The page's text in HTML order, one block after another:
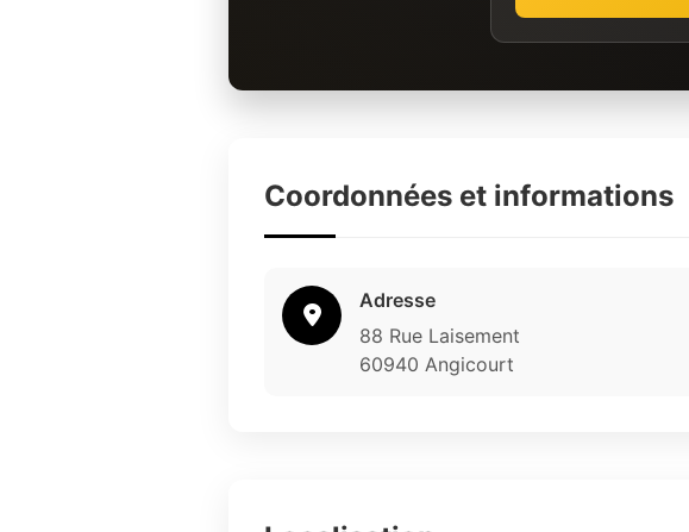
Coordonnées et informations
Adresse
88 Rue Laisement
60940 Angicourt